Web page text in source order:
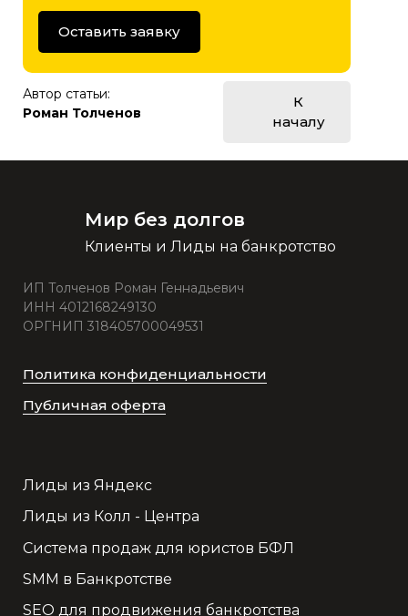
К
началу
Оставить заявку
Автор статьи:
Роман Толченов
Мир без долгов
Клиенты и Лиды на банкротство
ИП Толченов Роман Геннадьевич
ИНН 4012168249130
ОРГНИП 318405700049531
Политика конфиденциальности
Публичная оферта
Лиды из Яндекс
Лиды из Колл - Центра
Система продаж для юристов БФЛ
SMM в Банкротстве
SEO для продвижения банкротства